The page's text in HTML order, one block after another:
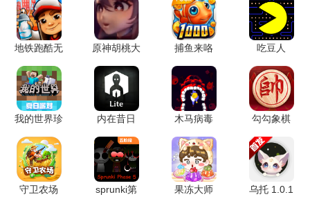
丰富的鱼种设计，近百种不同类型的鱼类，给玩家带来了多
样的捕捉体验，仿佛置身于真实的海洋中，尽情享受捕鱼的
乐趣。
排行榜机制让玩家可以随时与好友进行竞技，展示自己的捕
鱼实力，赢取丰厚的奖励，提升游戏的互动性和趣味性。
让玩家在轻松愉快的氛围中享受游戏的乐趣。
深海捕鱼千炮版2游戏优势
地铁跑酷无
需实名认证
2.38.0 安卓
版
原神胡桃大
战史莱姆游
戏免费版
1.54.00 安
卓版
捕鱼来咯
vivo版
3.0.0 手机
版
吃豆人
11.4.1 安卓
版
我的世界珍
妮MOD
v1.20.32.03
官方安卓版
内在昔日
7.9.0.1 官
方版
木马病毒
1.0.1 安卓
版
勾勾象棋
6.01.01 官
方版
守卫农场
sprunki第
果冻大师
乌托 1.0.1